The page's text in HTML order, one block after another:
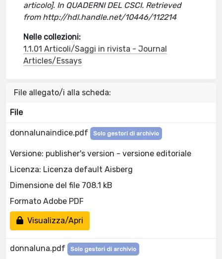
articolo]. In QUADERNI DEL CSCI. Retrieved
from http://hdl.handle.net/10446/112214
Nelle collezioni:
1.1.01 Articoli/Saggi in rivista - Journal
Articles/Essays
File allegato/i alla scheda:
File
donnalunaindice.pdf Solo gestori di archivio
Versione: publisher's version - versione editoriale
Licenza: Licenza default Aisberg
Dimensione del file 708.1 kB
Formato Adobe PDF
Visualizza/Apri
donnaluna.pdf Solo gestori di archivio